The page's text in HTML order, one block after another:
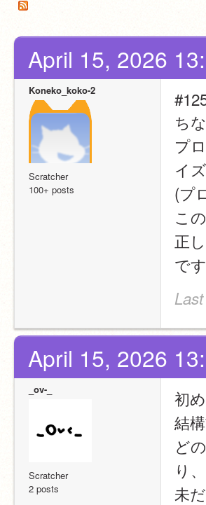
April 15, 2026
Koneko_koko-2
Scratcher
100+ posts
ち
プ
イ
(プ
こ
正
です
April 15, 2026
_ov-_
Scratcher
2 posts
初
結
ど
り
未